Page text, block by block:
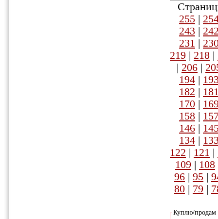
255 |
243 |
231 |
219 | 218 |
| 206 |
194 |
182 |
170 |
158 |
146 |
134 |
122 | 121 |
109 | 108
96 | 95 |
80 | 79 |
Куплю/